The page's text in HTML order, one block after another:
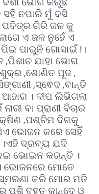
ନପାରି ମୁଁ ବସି
ପବିତ୍ର ଗିରି ଜଳ କୁ
ଏ ଜଳ ନୁହେଁ ଏ
ପାରୁନି ଗୋସାଇଁ !।
,ପିଶାଚ ଯାହା ଭୋଗ
,ଶୋଣିତ ପୂଜ ,
,ସ୍ଵେଦ ,ବାନ୍ତି
। ଦୀପ ଲିଭିଗଲା
ବା ପ୍ରାଣୀ ବିଚାର
,ପଶ୍ଚିମ ଦିଗକୁ
ଭୋଜନ କରେ ସେହିଁ
।ଏହି ଦ୍ରବ୍ୟ ଯଦି
ଭୋଇନ କରନ୍ତି ।
ଭୋଜନରେ ମୋତେ
ସ୍ମରଣା କରି ମୋର ମତି
ପଶି ବହୁତ କାନ୍ଦେ ଓ